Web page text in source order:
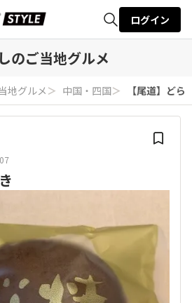
検索
ログイン
のご当地グルメ
地グルメ ＞ 中国・四国＞ 【尾道】どら